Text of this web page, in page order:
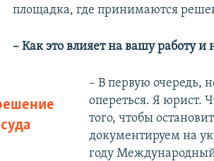
площадка, где принимаются
– Как это влияет на вашу работу
– В первую очередь,
опереться. Я юрист.
того, чтобы
документируем на
году